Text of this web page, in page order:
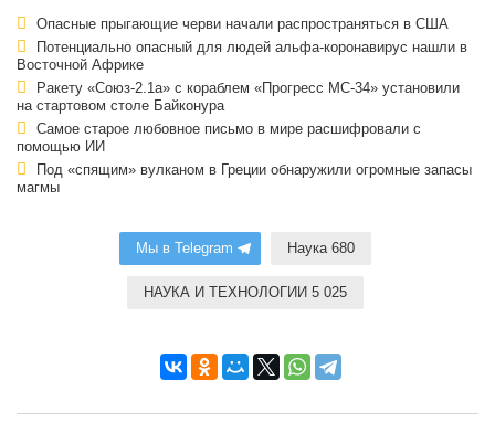
Опасные прыгающие черви начали распространяться в США
Потенциально опасный для людей альфа-коронавирус нашли в
Восточной Африке
Ракету «Союз-2.1а» с кораблем «Прогресс МС-34» установили
на стартовом столе Байконура
Самое старое любовное письмо в мире расшифровали с
помощью ИИ
Под «спящим» вулканом в Греции обнаружили огромные запасы
магмы
Мы в Telegram Наука 680
НАУКА И ТЕХНОЛОГИИ 5 025